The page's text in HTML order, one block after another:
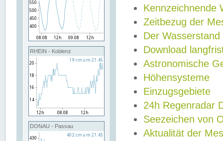
RHEIN - Koblenz
DONAU - Passau
Kennzeichnende
Zeitbezug der
Der Wasserstand
Download
Astronomische
Höhensysteme
Einzugsgebiete
24h Regenradar
Seezeichen von
Aktualität der